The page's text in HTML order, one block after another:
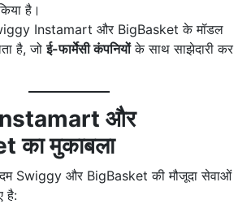
है।
Instamart और BigBasket के मॉडल
है, जोई-फार्मेसी कंपनियोंके साथ साझेदारी कर
और
का मुकाबला
Swiggy और BigBasket की मौजूदा सेवाओं
है: